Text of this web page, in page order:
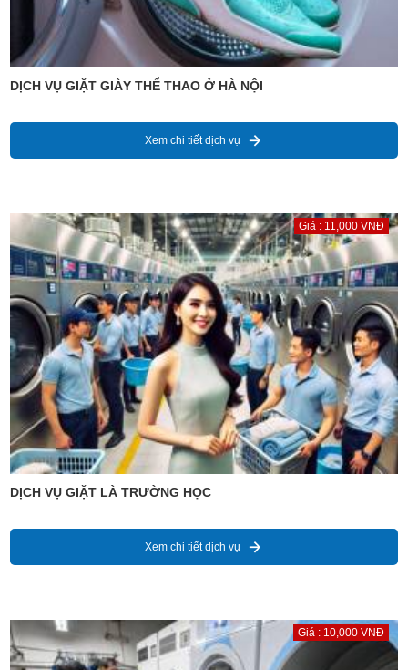
DỊCH VỤ GIẶT GIÀY THỂ THAO Ở HÀ NỘI
Xem chi tiết dịch vụ
Giá : 11,000 VNĐ
DỊCH VỤ GIẶT LÀ TRƯỜNG HỌC
Xem chi tiết dịch vụ
Giá : 10,000 VNĐ